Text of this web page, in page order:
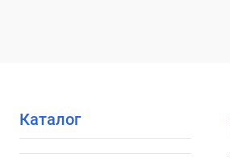
Каталог